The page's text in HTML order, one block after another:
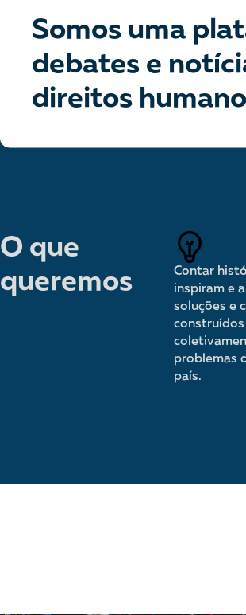
Somos uma
debates e
direitos
O que
queremos
Contar
inspiram e
soluções e
construídos
problemas
país.